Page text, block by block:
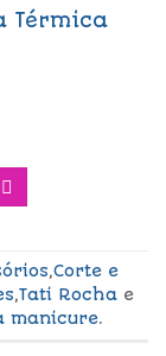
Térmica
,Corte e
,Tati Rochae
manicure.